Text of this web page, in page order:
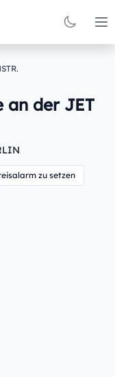
an der JET
zu setzen